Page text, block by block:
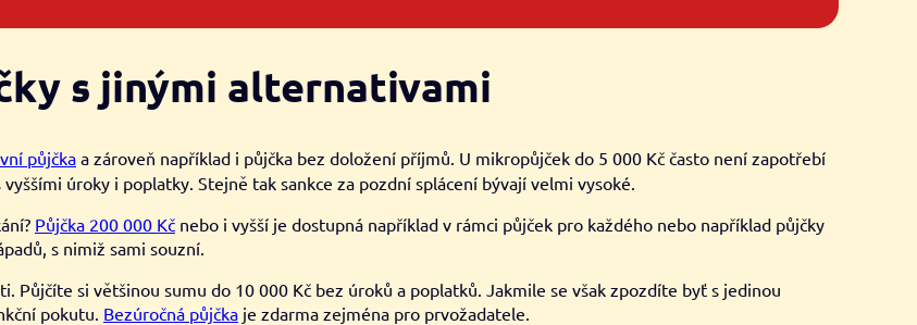
s jinými alternativami
půjčkaa zároveň například i půjčka bez doložení příjmů. U mikropůjček do 5 000 Kč často není zapotřebí
úroky i poplatky. Stejně tak sankce za pozdní splácení bývají velmi vysoké.
Půjčka 200 000 Kč nebo i vyšší je dostupná například v rámci půjček pro každého nebo například půjčky
s nimiž sami souzní.
Půjčíte si většinou sumu do 10 000 Kč bez úroků a poplatků. Jakmile se však zpozdíte byť s jedinou
pokutu. Bezúročná půjčka je zdarma zejména pro prvožadatele.